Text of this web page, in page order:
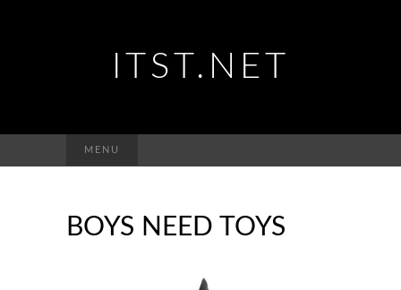
ITST.NET
MENU
nach:
BOYS NEED TOYS